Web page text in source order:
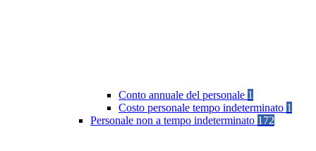
Conto annuale del personale 1
Costo personale tempo indeterminato 1
Personale non a tempo indeterminato 172